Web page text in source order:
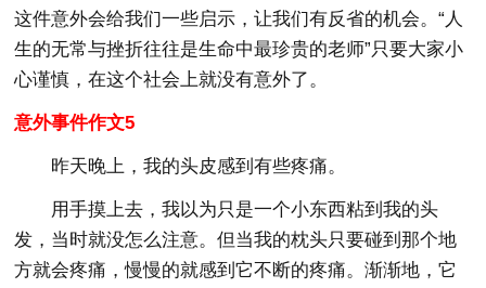
这件意外会给我们一些启示，让我们有反省的机会。“人
生的无常与挫折往往是生命中最珍贵的老师”只要大家小
心谨慎，在这个社会上就没有意外了。
意外事件作文5
昨天晚上，我的头皮感到有些疼痛。
用手摸上去，我以为只是一个小东西粘到我的头
发，当时就没怎么注意。但当我的枕头只要碰到那个地
方就会疼痛，慢慢的就感到它不断的疼痛。渐渐地，它